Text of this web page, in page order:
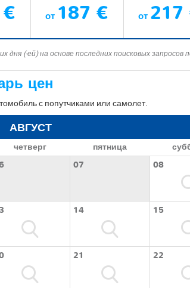
от 187 € от 217
(-ей) на основе последних поисковых запросов
цен
с попутчиками или самолет.
АВГУСТ
четверг пятница
07 08
14 15
21 22